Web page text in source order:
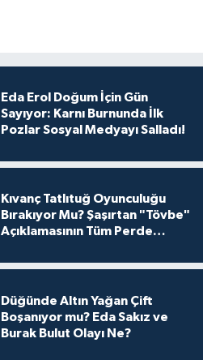
Eda Erol Doğum İçin Gün
Sayıyor: Karnı Burnunda İlk
Pozlar Sosyal Medyayı Salladı!
Kıvanç Tatlıtuğ Oyunculuğu
Bırakıyor Mu? Şaşırtan "Tövbe"
Açıklamasının Tüm Perde
Düğünde Altın Yağan Çift
Boşanıyor mu? Eda Sakız ve
Burak Bulut Olayı Ne?